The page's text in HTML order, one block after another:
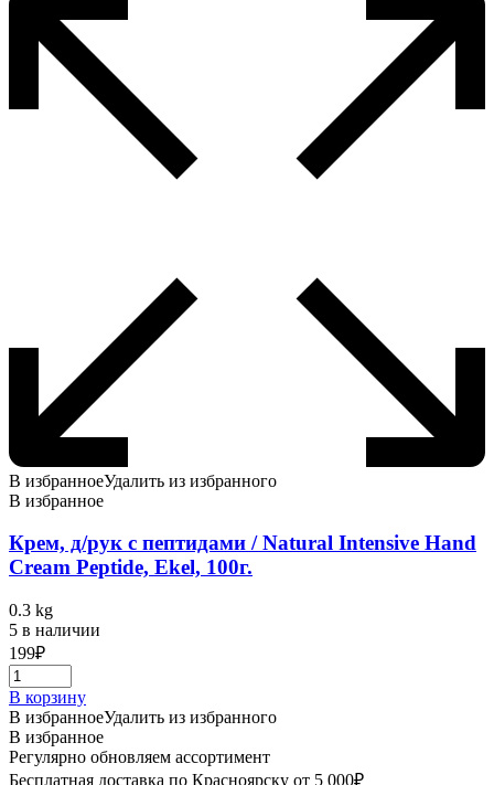
В избранноеУдалить из избранного
В избранное
Крем, д/рук с пептидами / Natural Intensive Hand
Cream Peptide, Ekel, 100г.
0.3 kg
5 в наличии
199₽
В корзину
В избранноеУдалить из избранного
В избранное
Регулярно обновляем ассортимент
Бесплатная доставка по Красноярску от 5 000₽